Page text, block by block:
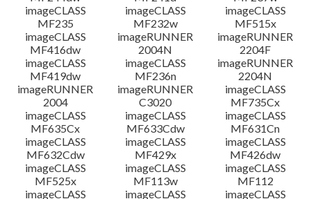
imageCLASS
MF235
imageCLASS
MF232w
imageCLASS
MF515x
imageCLASS
MF416dw
imageRUNNER
2004N
imageRUNNER
2204F
imageCLASS
MF419dw
imageCLASS
MF236n
imageRUNNER
2204N
imageRUNNER
2004
imageRUNNER
C3020
imageCLASS
MF735Cx
imageCLASS
MF635Cx
imageCLASS
MF633Cdw
imageCLASS
MF631Cn
imageCLASS
MF632Cdw
imageCLASS
MF429x
imageCLASS
MF426dw
imageCLASS
MF525x
imageCLASS
MF113w
imageCLASS
MF112
imageCLASS
imageCLASS
imageCLASS